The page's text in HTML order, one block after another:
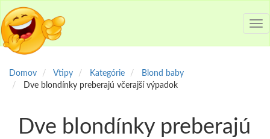
Domov Vtipy Kategórie
Blond baby
Dve blondínky preberajú včerajší výpadok
Dve blondínky preberajú